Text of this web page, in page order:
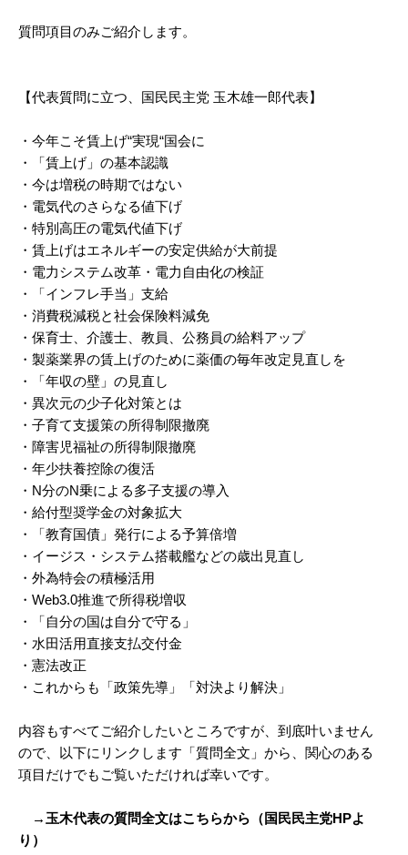
質問項目のみご紹介します。
【代表質問に立つ、国民民主党 玉木雄一郎代表】
・今年こそ賃上げ“実現“国会に
・「賃上げ」の基本認識
・今は増税の時期ではない
・電気代のさらなる値下げ
・特別高圧の電気代値下げ
・賃上げはエネルギーの安定供給が大前提
・電力システム改革・電力自由化の検証
・「インフレ手当」支給
・消費税減税と社会保険料減免
・保育士、介護士、教員、公務員の給料アップ
・製薬業界の賃上げのために薬価の毎年改定見直しを
・「年収の壁」の見直し
・異次元の少子化対策とは
・子育て支援策の所得制限撤廃
・障害児福祉の所得制限撤廃
・年少扶養控除の復活
・N分のN乗による多子支援の導入
・給付型奨学金の対象拡大
・「教育国債」発行による予算倍増
・イージス・システム搭載艦などの歳出見直し
・外為特会の積極活用
・Web3.0推進で所得税増収
・「自分の国は自分で守る」
・水田活用直接支払交付金
・憲法改正
・これからも「政策先導」「対決より解決」
内容もすべてご紹介したいところですが、到底叶いません
ので、以下にリンクします「質問全文」から、関心のある
項目だけでもご覧いただければ幸いです。
→玉木代表の質問全文はこちらから（国民民主党HPよ
り）